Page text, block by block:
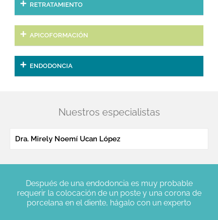
RETRATAMIENTO
APICOFORMACIÓN
ENDODONCIA
Nuestros especialistas
Dra. Mirely Noemí Ucan López
Después de una endodoncia es muy probable
requerir la colocación de un poste y una corona de
porcelana en el diente, hágalo con un experto